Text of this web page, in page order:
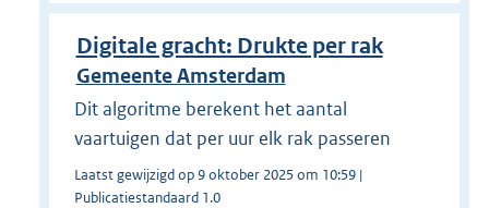
Digitale gracht: Drukte per rak
Gemeente Amsterdam
Dit algoritme berekent het aantal
vaartuigen dat per uur elk rak passeren
Laatst gewijzigd op 9 oktober 2025 om 10:59 |
Publicatiestandaard 1.0